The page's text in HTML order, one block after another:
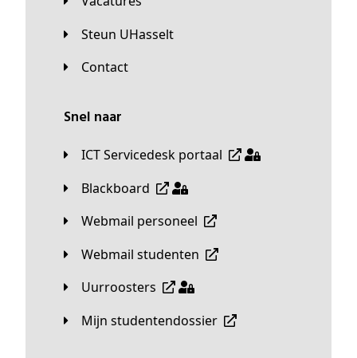
Steun UHasselt
Contact
Snel naar
ICT Servicedesk portaal
Blackboard
Webmail personeel
Webmail studenten
Uurroosters
Mijn studentendossier